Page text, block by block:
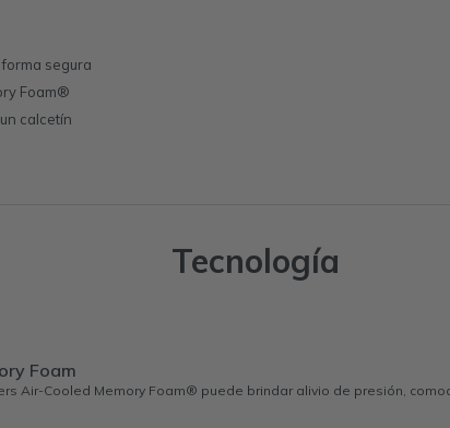
segura
Foam®
calcetín
Tecnología
Foam
Air-Cooled Memory Foam® puede brindar alivio de presión,